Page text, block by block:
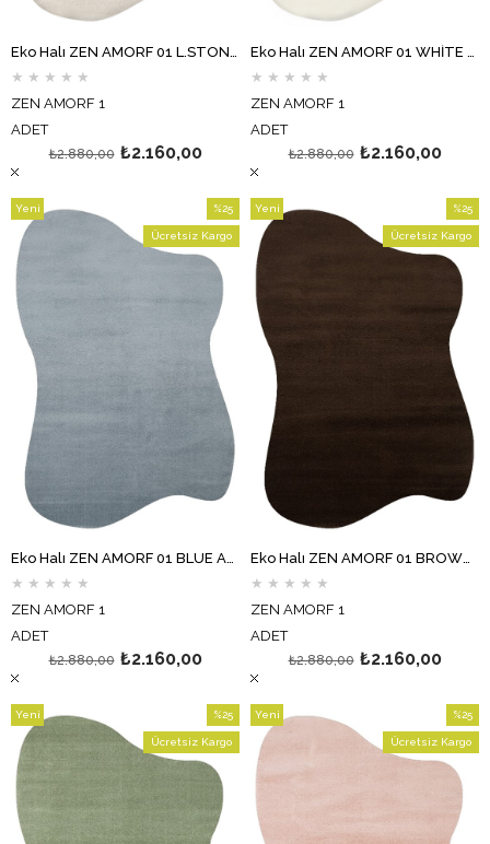
★ ★ ★ ★ ★
ZEN AMORF 1
ADET
₺2.160,00
₺2.880,00
★ ★ ★ ★ ★
ZEN AMORF 1
ADET
₺2.160,00
₺2.880,00
Eko Halı ZEN AMORF 01 BLUE Amorf Kesim Hav Toz Vermez Yumuşak Dokulu Salon Halısı Oturma Odası Halısı Yatak Odası Halısı Koridor Halısı Mutfak Halısı Modern Makine Halısı
★ ★ ★ ★ ★
ZEN AMORF 1
ADET
₺2.160,00
₺2.880,00
%25
İndirim
%25İndirim
Ücretsiz Kargo
Yeni
Ürün
Eko Halı ZEN AMORF 01 BROWN Amorf Kesim Hav Toz Vermez Yumuşak Dokulu Salon Halısı Oturma Odası Halısı Yatak Odası Halısı Koridor Halısı Mutfak Halısı Modern Makine Halısı
★ ★ ★ ★ ★
ZEN AMORF 1
ADET
₺2.160,00
₺2.880,00
%25
İndirim
Ücretsiz Kargo
Yeni
Ürün
%25
İndirim
%25İndirim
Ücretsiz Kargo
Yeni
Ürün
%25
İndirim
Ücretsiz Kargo
Yeni
Ürün